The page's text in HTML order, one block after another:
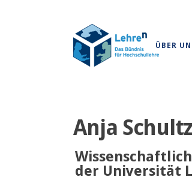
ÜBER
Anja
der Universität